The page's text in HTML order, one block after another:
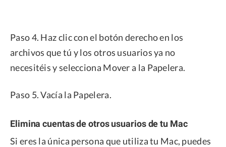
Paso 4. Haz clic con el botón derecho en los
archivos que tú y los otros usuarios ya no
necesitéis y selecciona Mover a la Papelera.
Paso 5. Vacía la Papelera.
Elimina cuentas de otros usuarios de tu Mac
Si eres la única persona que utiliza tu Mac, puedes